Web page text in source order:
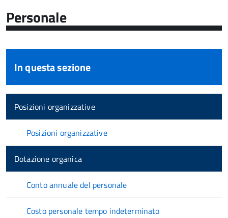
Personale
In questa sezione
Posizioni organizzative
Posizioni organizzative
Dotazione organica
Conto annuale del personale
Costo personale tempo indeterminato